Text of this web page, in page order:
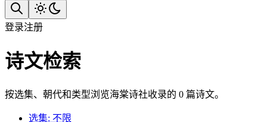
登录注册
诗文检索
按选集、朝代和类型浏览海棠诗社收录的 0 篇诗文。
选集: 不限